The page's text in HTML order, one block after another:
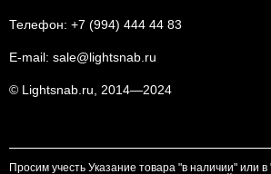
Телефон: +7 (994) 444 44 83
E-mail: sale@lightsnab.ru
© Lightsnab.ru, 2014—2024
Просим учесть Указание товара "в наличии" или